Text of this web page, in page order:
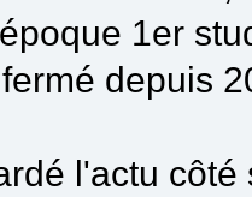
1er
depuis
l'actu